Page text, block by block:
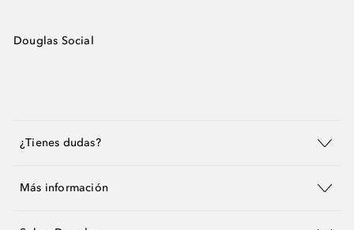
Douglas Social
¿Tienes dudas?
Más información